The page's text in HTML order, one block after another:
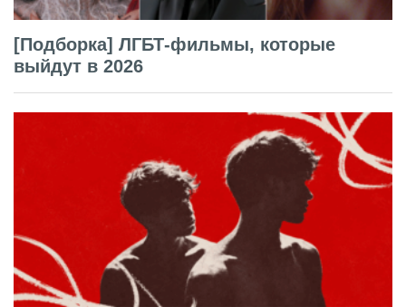
[Подборка] ЛГБТ-фильмы, которые
выйдут в 2026